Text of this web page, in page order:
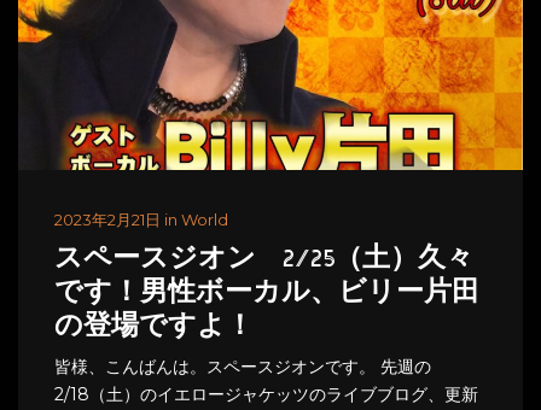
2023年2月21日 in World
スペースジオン 2/25（土）久々
です！男性ボーカル、ビリー片田
の登場ですよ！
皆様、こんばんは。スペースジオンです。 先週の
2/18（土）のイエロージャケッツのライブブログ、更新